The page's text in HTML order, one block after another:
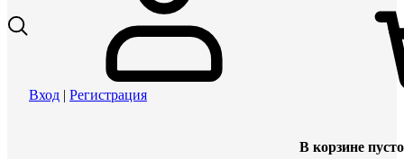
Вход | Регистрация
В корзине пусто